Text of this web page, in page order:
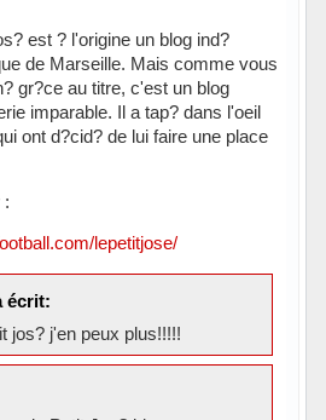
est ? l'origine un blog ind?
de Marseille. Mais comme vous
gr?ce au titre, c'est un blog
imparable. Il a tap? dans l'oeil
ont d?cid? de lui faire une place
:
lepetitjose/
écrit:
jos? j'en peux plus!!!!!